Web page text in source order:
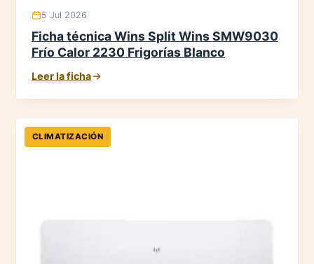
5 Jul 2026
Ficha técnica Wins Split Wins SMW9030
Frío Calor 2230 Frigorías Blanco
Leer la ficha
CLIMATIZACIÓN